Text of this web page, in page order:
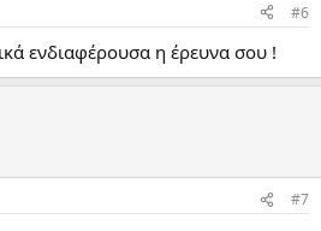
ο καθηγητής Τεχνητής νοημοσύνης
) του Πανεπιστημίου Αθηνών Ιωάννης
ομάδας κατασκευής
του υπολογιστή δημοσιεύτηκε
τίτλο "Ηλεκτρονικός υπολογιστής
#6
ενδιαφέρουσα η έρευνα σου !
#7